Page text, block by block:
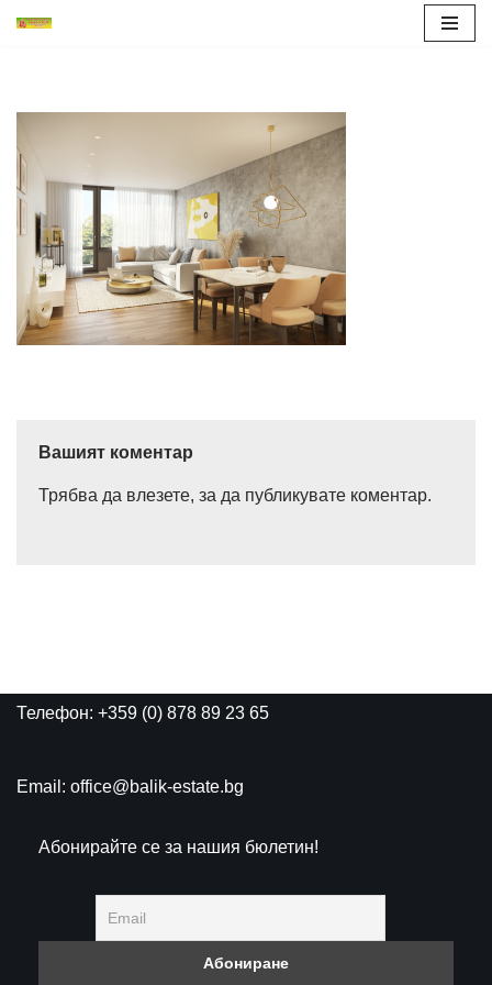
Вашият коментар
Трябва да влезете, за да публикувате коментар.
Телефон: +359 (0) 878 89 23 65
Email: office@balik-estate.bg
Абонирайте се за нашия бюлетин!